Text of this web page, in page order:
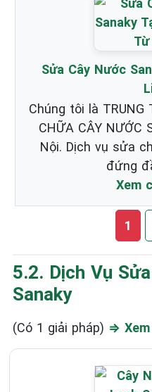
Sửa Cây Nước
Chúng tôi là TRUNG
CHỮA CÂY NƯỚC
Nội. Dịch vụ sửa
đứng
Xem
1
5.2. Dịch Vụ
Sanaky
(Có 1 giải pháp) ⇒